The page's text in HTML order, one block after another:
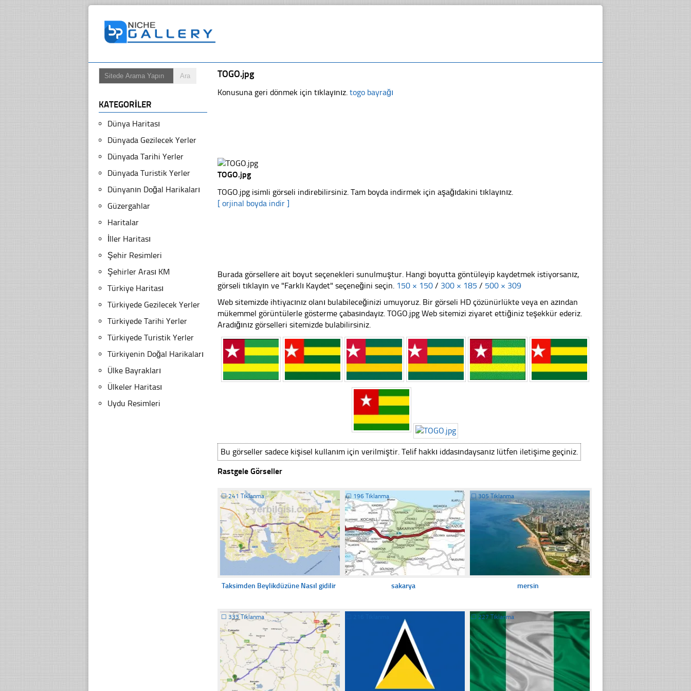
TOGO.jpg
Konusuna geri dönmek için tıklayınız.togo bayrağı
TOGO.jpg
TOGO.jpg isimli görseli indirebilirsiniz. Tam boyda indirmek için aşağıdakini tıklayınız.
[ orjinal boyda indir ]
Burada görsellere ait boyut seçenekleri sunulmuştur. Hangi boyutta göntüleyip kaydetmek istiyorsanız,
görseli tıklayın ve "Farklı Kaydet" seçeneğini seçin. 150 × 150 / 300 × 185 / 500 × 309
Web sitemizde ihtiyacınız olanı bulabileceğinizi umuyoruz. Bir görseli HD çözünürlükte veya en azından
mükemmel görüntülerle gösterme çabasındayız. TOGO.jpg Web sitemizi ziyaret ettiğiniz teşekkür ederiz.
Aradığınız görselleri sitemizde bulabilirsiniz.
Bu görseller sadece kişisel kullanım için verilmiştir. Telif hakkı iddasındaysanız lütfen iletişime geçiniz.
Rastgele Görseller
☐241 Tıklanma
Taksimden Beylikdüzüne Nasıl gidilir
☐ 196 Tıklanma
sakarya
☐305 Tıklanma
mersin
☐333 Tıklanma ☐ 227 Tıklanma
KATEGORILER
Dünya Haritası
Dünyada Gezilecek Yerler
Dünyada Tarihi Yerler
Dünyada Turistik Yerler
Dünyanın Doğal Harikaları
Güzergahlar
Haritalar
İller Haritası
Şehir Resimleri
Şehirler Arası KM
Türkiye Haritası
Türkiyede Gezilecek Yerler
Türkiyede Tarihi Yerler
Türkiyede Turistik Yerler
Türkiyenin Doğal Harikaları
Ülke Bayrakları
Ülkeler Haritası
Uydu Resimleri